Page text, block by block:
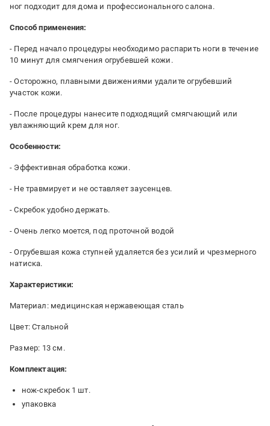
ног подходит для дома и профессионального салона.
Способ применения:
- Перед начало процедуры необходимо распарить ноги в течение
10 минут для смягчения огрубевшей кожи.
- Осторожно, плавными движениями удалите огрубевший
участок кожи.
- После процедуры нанесите подходящий смягчающий или
увлажняющий крем для ног.
Особенности:
- Эффективная обработка кожи.
- Не травмирует и не оставляет заусенцев.
- Скребок удобно держать.
- Очень легко моется, под проточной водой
- Огрубевшая кожа ступней удаляется без усилий и чрезмерного
натиска.
Характеристики:
Материал: медицинская нержавеющая сталь
Цвет: Стальной
Размер: 13 см.
Комплектация:
нож-скребок 1 шт.
упаковка